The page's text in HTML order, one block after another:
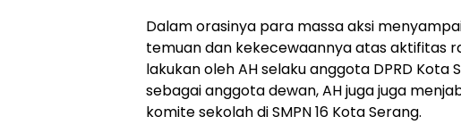
Dalam orasinya para massa aksi
temuan dan kekecewaannya atas aktifitas
lakukan oleh AH selaku anggota DPRD Kota
sebagai anggota dewan, AH juga juga
komite sekolah di SMPN 16 Kota Serang.